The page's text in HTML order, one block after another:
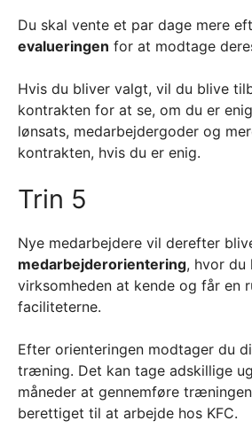
Du skal vente et par dage mere
evalueringen for at modtage
Hvis du bliver valgt, vil du blive
kontrakten for at se, om du er
lønsats, medarbejdergoder og
kontrakten, hvis du er enig.
Trin 5
Nye medarbejdere vil derefter
medarbejderorientering, hvor
virksomheden at kende og får en
faciliteterne.
Efter orienteringen modtager du
træning. Det kan tage adskillige
måneder at gennemføre
berettiget til at arbejde hos KFC.